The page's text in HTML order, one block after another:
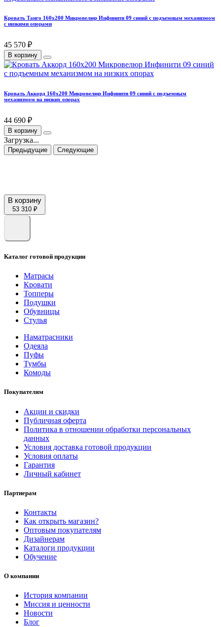
Кровать Танго 160х200 Микровелюр Инфинити 09 синий с подъемным механизмом
с низкими опорами
45 570 ₽
В корзину
Кровать Аккорд 160х200 Микровелюр Инфинити 09 синий с подъемным
механизмом на низких опорах
44 690 ₽
В корзину
Загрузка...
Предыдущие Следующие
В корзину
53 310 ₽
Каталог готовой продукции
Матрасы
Кровати
Топперы
Подушки
Обувницы
Стулья
Наматрасники
Одеяла
Пуфы
Тумбы
Комоды
Покупателям
Акции и скидки
Публичная оферта
Политика в отношении обработки персональных
данных
Условия доставка готовой продукции
Условия оплаты
Гарантия
Личный кабинет
Партнерам
Контакты
Как открыть магазин?
Оптовым покупателям
Дизайнерам
Каталоги продукции
Обучение
О компании
История компании
Миссия и ценности
Новости
Блог